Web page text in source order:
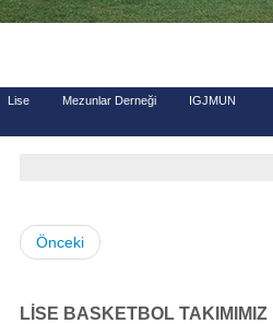
Lise Mezunlar Derneği IGJMUN
Önceki
LİSE BASKETBOL TAKIMIMIZ